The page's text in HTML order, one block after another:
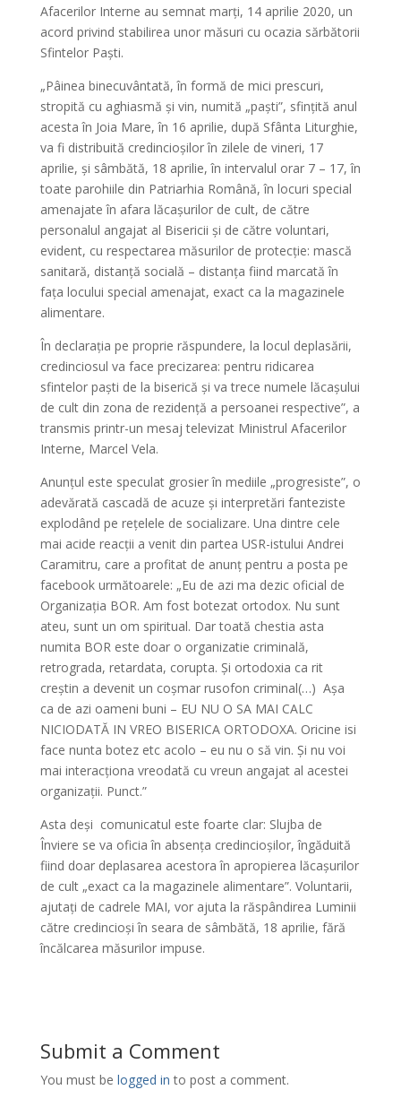
Afacerilor Interne au semnat marți, 14 aprilie 2020, un
acord privind stabilirea unor măsuri cu ocazia sărbătorii
Sfintelor Paști.
„Pâinea binecuvântată, în formă de mici prescuri,
stropită cu aghiasmă și vin, numită „paști”, sfințită anul
acesta în Joia Mare, în 16 aprilie, după Sfânta Liturghie,
va fi distribuită credincioșilor în zilele de vineri, 17
aprilie, și sâmbătă, 18 aprilie, în intervalul orar 7 – 17, în
toate parohiile din Patriarhia Română, în locuri special
amenajate în afara lăcașurilor de cult, de către
personalul angajat al Bisericii și de către voluntari,
evident, cu respectarea măsurilor de protecție: mască
sanitară, distanță socială – distanța fiind marcată în
fața locului special amenajat, exact ca la magazinele
alimentare.
În declarația pe proprie răspundere, la locul deplasării,
credinciosul va face precizarea: pentru ridicarea
sfintelor paști de la biserică și va trece numele lăcașului
de cult din zona de rezidență a persoanei respective”, a
transmis printr-un mesaj televizat Ministrul Afacerilor
Interne, Marcel Vela.
Anunțul este speculat grosier în mediile „progresiste”, o
adevărată cascadă de acuze și interpretări fanteziste
explodând pe rețelele de socializare. Una dintre cele
mai acide reacții a venit din partea USR-istului Andrei
Caramitru, care a profitat de anunț pentru a posta pe
facebook următoarele: „Eu de azi ma dezic oficial de
Organizația BOR. Am fost botezat ortodox. Nu sunt
ateu, sunt un om spiritual. Dar toată chestia asta
numita BOR este doar o organizatie criminală,
retrograda, retardata, corupta. Și ortodoxia ca rit
creștin a devenit un coșmar rusofon criminal(…) Așa
ca de azi oameni buni – EU NU O SA MAI CALC
NICIODATĂ IN VREO BISERICA ORTODOXA. Oricine isi
face nunta botez etc acolo – eu nu o să vin. Și nu voi
mai interacționa vreodată cu vreun angajat al acestei
organizații. Punct.”
Asta deși comunicatul este foarte clar: Slujba de
Înviere se va oficia în absența credincioșilor, îngăduită
fiind doar deplasarea acestora în apropierea lăcașurilor
de cult „exact ca la magazinele alimentare”. Voluntarii,
ajutați de cadrele MAI, vor ajuta la răspândirea Luminii
către credincioși în seara de sâmbătă, 18 aprilie, fără
încălcarea măsurilor impuse.
Submit a Comment
You must be logged in to post a comment.